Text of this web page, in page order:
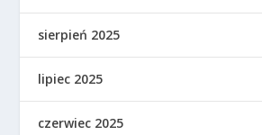
sierpień 2025
lipiec 2025
czerwiec 2025